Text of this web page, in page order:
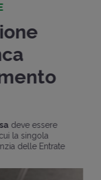
deve essere
la singola
delle Entrate